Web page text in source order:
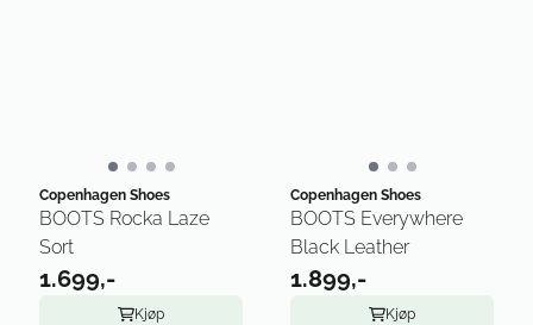
Copenhagen Shoes
BOOTS Rocka Laze
Sort
1.699,-
Kjøp
Copenhagen Shoes
BOOTS Everywhere
Black Leather
1.899,-
Kjøp